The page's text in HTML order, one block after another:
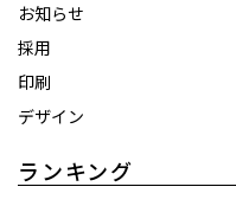
お知らせ
採用
印刷
デザイン
ランキング